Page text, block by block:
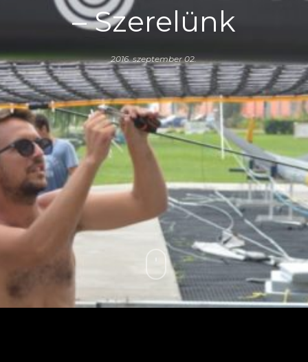
– Szerelünk
2016. szeptember 02.